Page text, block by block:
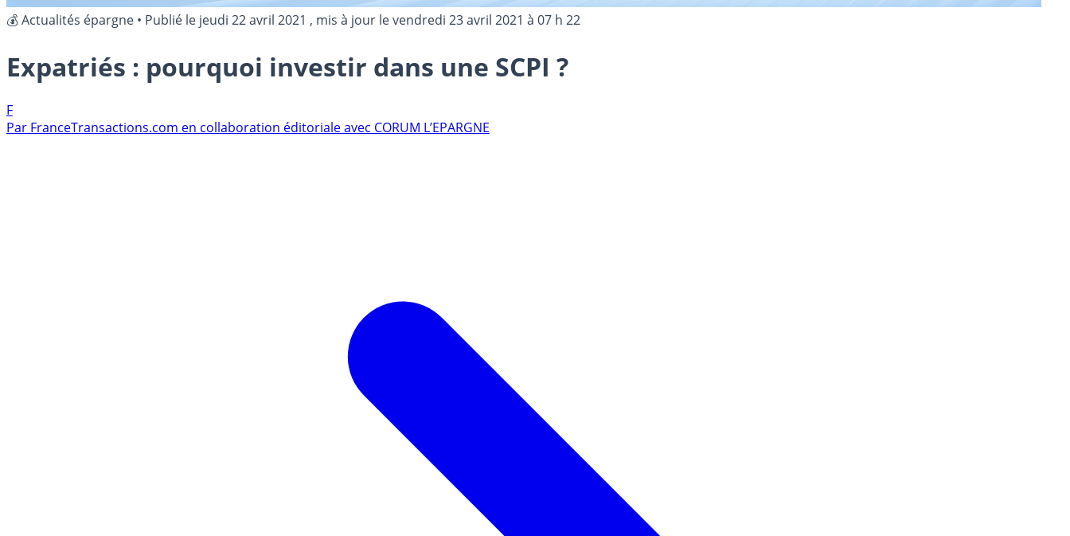
💰 Actualités épargne • Publié le jeudi 22 avril 2021 , mis à jour levendredi 23 avril 2021 à 07 h 22
Expatriés : pourquoi investir dans une SCPI ?
F
Par FranceTransactions.com en collaboration éditoriale avec CORUM L’EPARGNE